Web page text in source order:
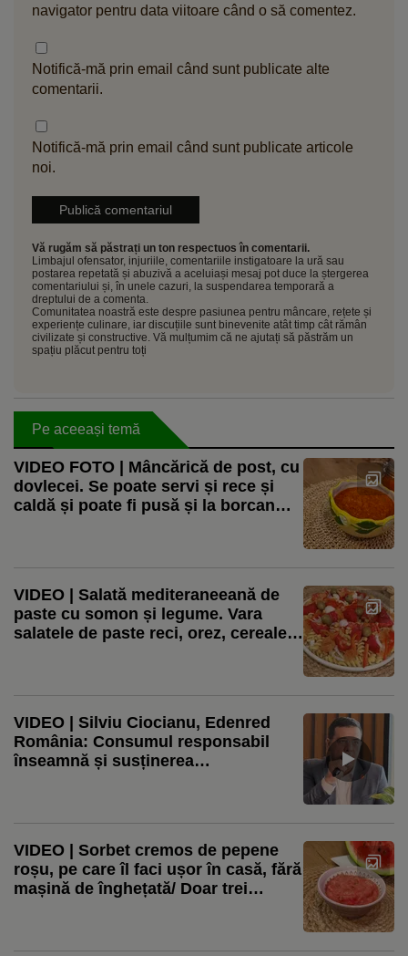
navigator pentru data viitoare când o să comentez.
Notifică-mă prin email când sunt publicate alte
comentarii.
Notifică-mă prin email când sunt publicate articole
noi.
Vă rugăm să păstrați un ton respectuos în comentarii.
Limbajul ofensator, injuriile, comentariile instigatoare la ură sau
postarea repetată și abuzivă a aceluiași mesaj pot duce la ștergerea
comentariului și, în unele cazuri, la suspendarea temporară a
dreptului de a comenta.
Comunitatea noastră este despre pasiunea pentru mâncare, rețete și
experiențe culinare, iar discuțiile sunt binevenite atât timp cât rămân
civilizate și constructive. Vă mulțumim că ne ajutați să păstrăm un
spațiu plăcut pentru toți
Pe aceeași temă
VIDEO FOTO | Mâncărică de post, cu
dovlecei. Se poate servi și rece și
caldă și poate fi pusă și la borcan
VIDEO | Salată mediteraneeană de
paste cu somon și legume. Vara
salatele de paste reci, orez, cereale
VIDEO | Silviu Ciocianu, Edenred
România: Consumul responsabil
înseamnă și susținerea
a cererii pentru produse locale
VIDEO | Sorbet cremos de pepene
roșu, pe care îl faci ușor în casă, fără
mașină de înghețată/ Doar trei